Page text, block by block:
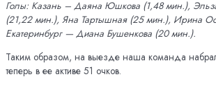
Голы: Казань – Даяна Юшкова (1,48 мин.),
(21,22 мин.), Яна Тартышная (25 мин.), Ирина
Екатеринбург — Диана Бушенкова (20 мин.).
Таким образом, на выезде наша команда
теперь в ее активе 51 очков.